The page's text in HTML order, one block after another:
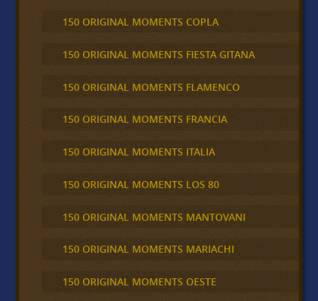
150 ORIGINAL MOMENTS COPLA
150 ORIGINAL MOMENTS FIESTA GITANA
150 ORIGINAL MOMENTS FLAMENCO
150 ORIGINAL MOMENTS FRANCIA
150 ORIGINAL MOMENTS ITALIA
150 ORIGINAL MOMENTS LOS 80
150 ORIGINAL MOMENTS MANTOVANI
150 ORIGINAL MOMENTS MARIACHI
150 ORIGINAL MOMENTS OESTE